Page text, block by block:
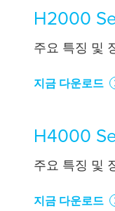
H2000
주요 특징 및
지금 다운로드
H4000
주요 특징 및
지금 다운로드